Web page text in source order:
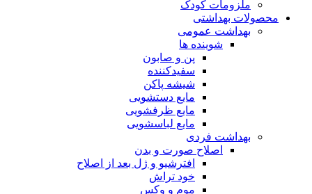
ملزومات کودک
محصولات بهداشتی
بهداشت عمومی
شوینده ها
پن و صابون
سفیدکننده
شیشه پاکن
مایع دستشویی
مایع ظرفشویی
مایع لباسشویی
بهداشت فردی
اصلاح صورت و بدن
افترشیو و ژل بعد از اصلاح
خود تراش
موم و وکس